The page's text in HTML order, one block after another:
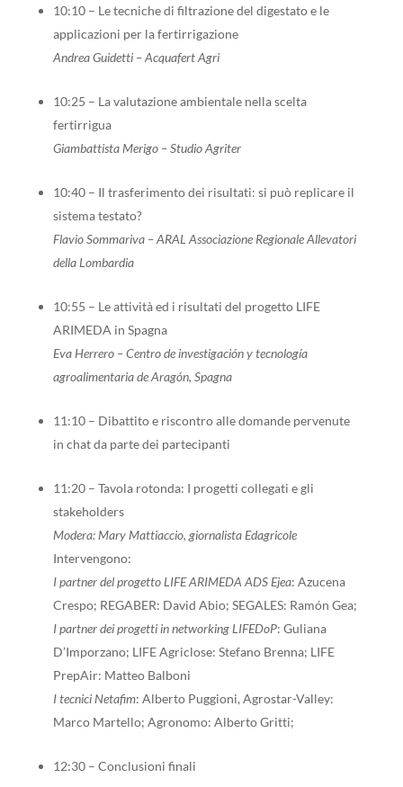
10:10 – Le tecniche di filtrazione del digestato e le
applicazioni per la fertirrigazione
Andrea Guidetti – Acquafert Agri
10:25 – La valutazione ambientale nella scelta
fertirrigua
Giambattista Merigo – Studio Agriter
10:40 – Il trasferimento dei risultati: si può replicare il
sistema testato?
Flavio Sommariva – ARAL Associazione Regionale Allevatori
della Lombardia
10:55 – Le attività ed i risultati del progetto LIFE
ARIMEDA in Spagna
Eva Herrero – Centro de investigación y tecnología
agroalimentaria de Aragón, Spagna
11:10 – Dibattito e riscontro alle domande pervenute
in chat da parte dei partecipanti
11:20 – Tavola rotonda: I progetti collegati e gli
stakeholders
Modera: Mary Mattiaccio, giornalista Edagricole
Intervengono:
I partner del progetto LIFE ARIMEDA ADS Ejea: Azucena
Crespo; REGABER: David Abio; SEGALES: Ramón Gea;
I partner dei progetti in networking LIFEDoP: Guliana
D’Imporzano; LIFE Agriclose: Stefano Brenna; LIFE
PrepAir: Matteo Balboni
I tecnici Netafim: Alberto Puggioni, Agrostar-Valley:
Marco Martello; Agronomo: Alberto Gritti;
12:30 – Conclusioni finali